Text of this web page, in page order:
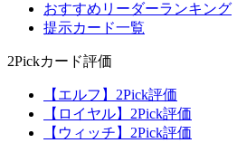
おすすめリーダーランキング
提示カード一覧
2Pickカード評価
【エルフ】2Pick評価
【ロイヤル】2Pick評価
【ウィッチ】2Pick評価